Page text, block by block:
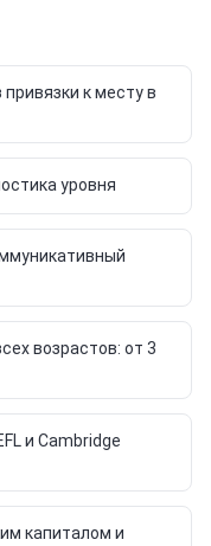
к месту в
уровня
возрастов: от 3
и Cambridge
капиталом и